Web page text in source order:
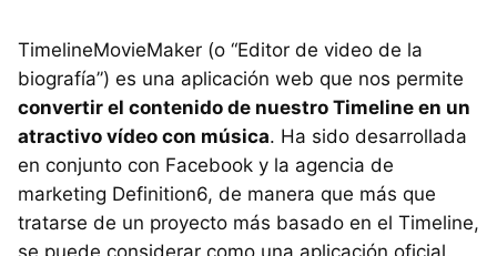
TimelineMovieMaker (o “Editor de video de la
biografía”) es una aplicación web que nos permite
convertir el contenido de nuestro Timeline en un
atractivo vídeo con música. Ha sido desarrollada
en conjunto con Facebook y la agencia de
marketing Definition6, de manera que más que
tratarse de un proyecto más basado en el Timeline,
se puede considerar como una aplicación oficial.